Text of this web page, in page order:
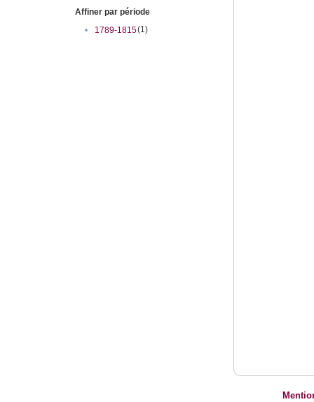
Affiner par période
•
1789-1815(1)